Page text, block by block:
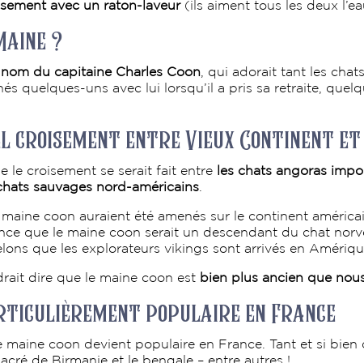
avec un raton-laveur(ils aiment tous les deux
?
du capitaine Charles Coon , qui adorait tant les
quelques-uns avec lui lorsqu’il a pris sa retraite,
croisement entre Vieux Continent et
le croisement se serait fait entre les chats angoras
sauvages nord-américains
maine coon auraient été amenés sur le continent
que le maine coon serait un descendant du chat
que les explorateurs vikings sont arrivés en
dire que le maine coon est bien plus ancien que
populaire en France
maine coon devient populaire en France. Tant et si bien